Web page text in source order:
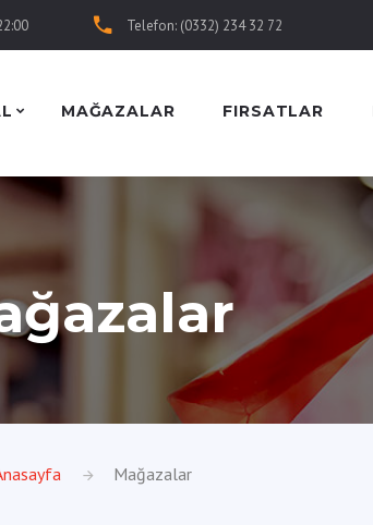
Telefon: (0332) 234 32 72
MAĞAZALAR FIRSATLAR
Mağazalar